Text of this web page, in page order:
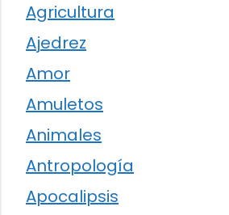
Agricultura
Ajedrez
Amor
Amuletos
Animales
Antropología
Apocalipsis